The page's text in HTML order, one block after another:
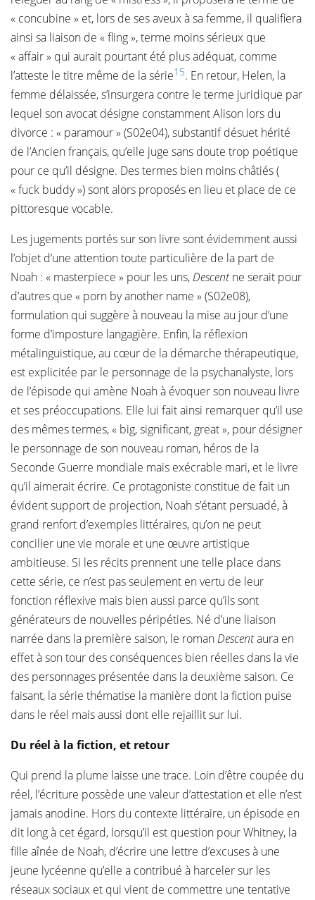
« concubine » et, lors de ses aveux à sa femme, il qualifiera
ainsi sa liaison de « fling », terme moins sérieux que
« affair » qui aurait pourtant été plus adéquat, comme
l’atteste le titre même de la série15. En retour, Helen, la
femme délaissée, s’insurgera contre le terme juridique par
lequel son avocat désigne constamment Alison lors du
divorce : « paramour » (S02e04), substantif désuet hérité
de l’Ancien français, qu’elle juge sans doute trop poétique
pour ce qu’il désigne. Des termes bien moins châtiés (
« fuck buddy ») sont alors proposés en lieu et place de ce
pittoresque vocable.
Les jugements portés sur son livre sont évidemment aussi
l’objet d’une attention toute particulière de la part de
Noah : « masterpiece » pour les uns,Descentne serait pour
d’autres que « porn by another name » (S02e08),
formulation qui suggère à nouveau la mise au jour d’une
forme d’imposture langagière. Enfin, la réflexion
métalinguistique, au cœur de la démarche thérapeutique,
est explicitée par le personnage de la psychanalyste, lors
de l’épisode qui amène Noah à évoquer son nouveau livre
et ses préoccupations. Elle lui fait ainsi remarquer qu’il use
des mêmes termes, « big, significant, great », pour désigner
le personnage de son nouveau roman, héros de la
Seconde Guerre mondiale mais exécrable mari, et le livre
qu’il aimerait écrire. Ce protagoniste constitue de fait un
évident support de projection, Noah s’étant persuadé, à
grand renfort d’exemples littéraires, qu’on ne peut
concilier une vie morale et une œuvre artistique
ambitieuse. Si les récits prennent une telle place dans
cette série, ce n’est pas seulement en vertu de leur
fonction réflexive mais bien aussi parce qu’ils sont
générateurs de nouvelles péripéties. Né d’une liaison
narrée dans la première saison, le romanDescentaura en
effet à son tour des conséquences bien réelles dans la vie
des personnages présentée dans la deuxième saison. Ce
faisant, la série thématise la manière dont la fiction puise
dans le réel mais aussi dont elle rejaillit sur lui.
Du réel à la fiction, et retour
Qui prend la plume laisse une trace. Loin d’être coupée du
réel, l’écriture possède une valeur d’attestation et elle n’est
jamais anodine. Hors du contexte littéraire, un épisode en
dit long à cet égard, lorsqu’il est question pour Whitney, la
fille aînée de Noah, d’écrire une lettre d’excuses à une
jeune lycéenne qu’elle a contribué à harceler sur les
réseaux sociaux et qui vient de commettre une tentative